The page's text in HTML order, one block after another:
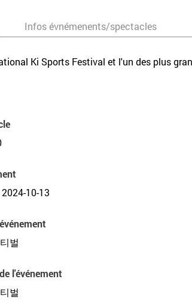
Infos évnémenents/spectacles
Ki Sports Festival et l'un des plus
10-13
벌
l'événement
벌